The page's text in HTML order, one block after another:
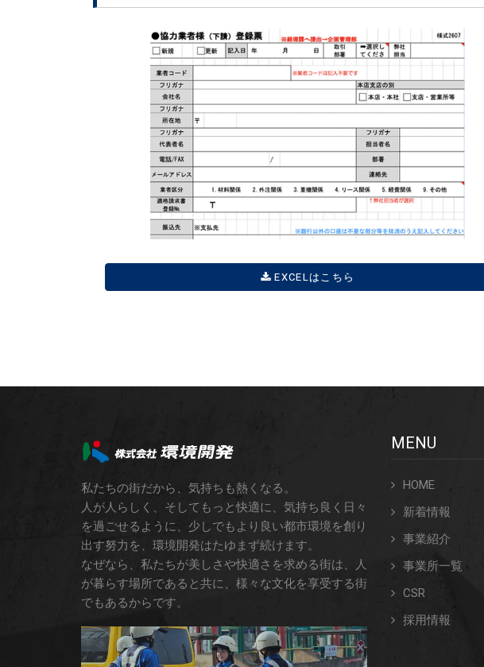
EXCELはこちら
私たちの街だから、気持ちも熱くなる。
人が人らしく、そしてもっと快適に、気持ち良く日々
を過ごせるように、少しでもより良い都市環境を創り
出す努力を、環境開発はたゆまず続けます。
なぜなら、私たちが美しさや快適さを求める街は、人
が暮らす場所であると共に、様々な文化を享受する街
でもあるからです。
MENU
HOME
新着情報
事業紹介
事業所一覧
CSR
採用情報